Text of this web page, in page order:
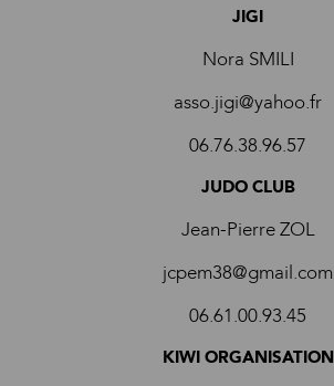
JIGI
Nora SMILI
asso.jigi@yahoo.fr
06.76.38.96.57
JUDO CLUB
Jean-Pierre ZOL
jcpem38@gmail.com
06.61.00.93.45
KIWI ORGANISATION